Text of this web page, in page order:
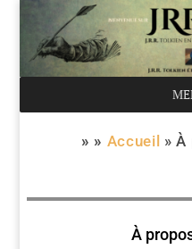
» » Accueil »À
À